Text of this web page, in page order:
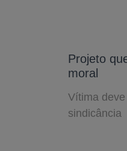
Projeto
moral
Vítima
sindicância